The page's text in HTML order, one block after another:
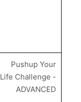
Pushup Your
Life Challenge -
ADVANCED